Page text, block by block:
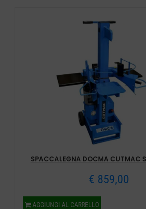
€
SPACCALEGNA DOCMA CUTMAC
€ 859,00
AGGIUNGI AL CARRELLO